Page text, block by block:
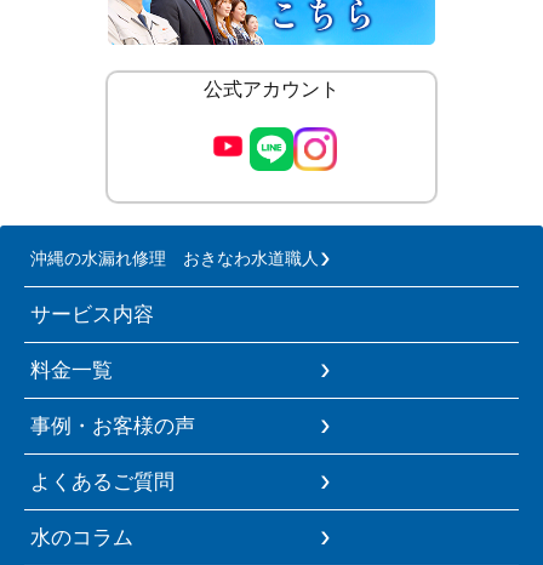
公式アカウント
沖縄の水漏れ修理 おきなわ水道職人
サービス内容
料金一覧
事例・お客様の声
よくあるご質問
水のコラム